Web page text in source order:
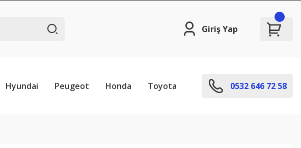
Giriş Yap
Hyundai Peugeot Honda Toyota 0532 646 72 58